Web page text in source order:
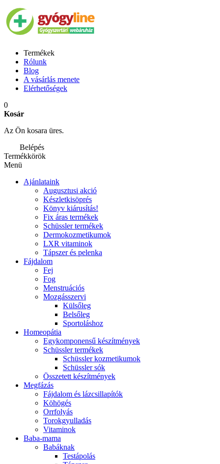
Termékek
Rólunk
Blog
A vásárlás menete
Elérhetőségek
0
Kosár
Az Ön kosara üres.
Belépés
Termékkörök
Menü
Ajánlataink
Augusztusi akció
Készletkisöprés
Könyv kiárusítás!
Fix áras termékek
Schüssler termékek
Dermokozmetikumok
LXR vitaminok
Tápszer és pelenka
Fájdalom
Fej
Fog
Menstruációs
Mozgásszervi
Külsőleg
Belsőleg
Sportoláshoz
Homeopátia
Egykomponensű készítmények
Schüssler termékek
Schüssler kozmetikumok
Schüssler sók
Összetett készítmények
Megfázás
Fájdalom és lázcsillapítók
Köhögés
Orrfolyás
Torokgyulladás
Vitaminok
Baba-mama
Babáknak
Testápolás